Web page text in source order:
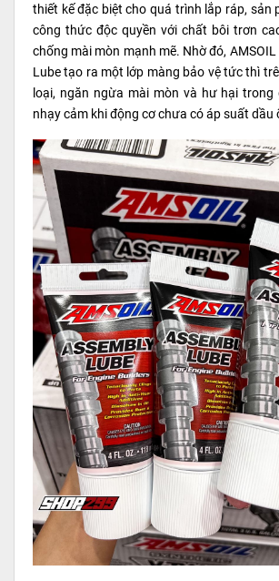
thiết kế đặc biệt cho quá trình lắp ráp, sản
công thức độc quyền với chất bôi trơn
chống mài mòn mạnh mẽ. Nhờ đó,
Lube tạo ra một lớp màng bảo vệ tức thì
loại, ngăn ngừa mài mòn và hư hại
nhạy cảm khi động cơ chưa có áp suất dầu